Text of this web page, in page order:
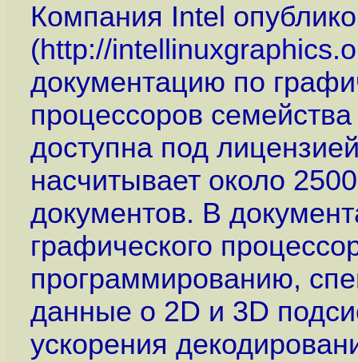
Компания Intel
(http://
документацию по
процессоров
доступна под
насчитывает около
документов. В
графического
программированию,
данные о 2D и 3D
ускорения